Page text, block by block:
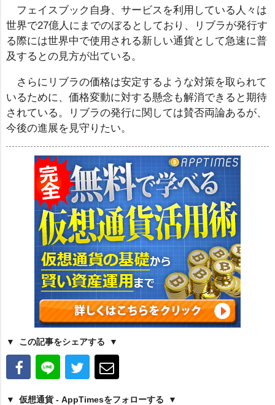
フェイスブック自身、サービスを利用している人々は
世界で27億人にまでのぼるとしており、リブラが発行す
る際には世界中で使用される新しい通貨として急速に普
及するとの見方が出ている。
さらにリブラの価格は安定するような対策を取られて
いるために、価格変動に対する懸念も解消できると期待
されている。リブラの発行に関しては賛否両論あるが、
今後の進展を見守りたい。
この記事をシェアする
仮想通貨 - AppTimesをフォローする